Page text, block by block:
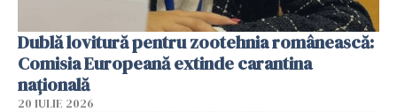
Dublă lovitură pentru zootehnia românească:
Comisia Europeană extinde carantina
națională
20 IULIE 2026